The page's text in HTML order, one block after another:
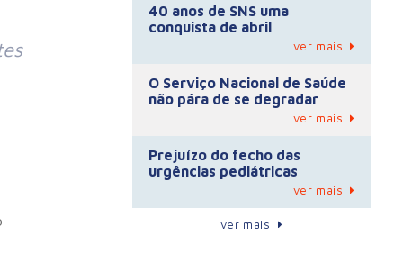
40 anos de SNS uma
conquista de abril
ver mais
O Serviço Nacional de Saúde
não pára de se degradar
ver mais
Prejuízo do fecho das
urgências pediátricas
ver mais
ver mais